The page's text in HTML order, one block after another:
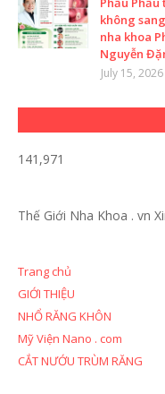
không
nha khoa
Nguyễn
July 15, 2026
141,971
Thế Giới Nha Khoa . vn
Trang chủ
GIỚI THIỆU
NHỔ RĂNG KHÔN
Mỹ Viện Nano . com
CẮT NƯỚU TRÙM RĂNG